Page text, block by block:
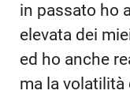
in passato ho
elevata dei
ed ho anche
ma la